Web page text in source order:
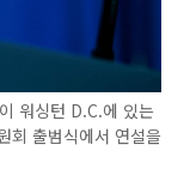
워싱턴 D.C.에 있는
회 출범식에서 연설을